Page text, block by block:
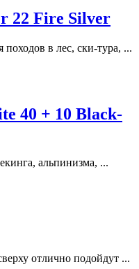
22 Fire Silver
в лес, ски-тура, ...
40 + 10 Black-
альпинизма, ...
отлично подойдут ...